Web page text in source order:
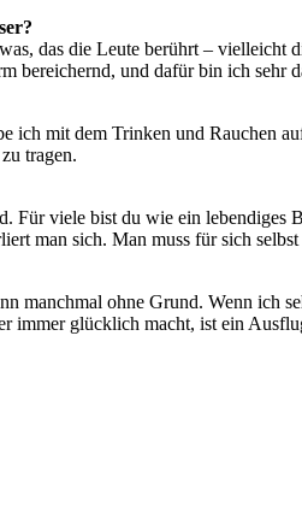
das die Leute ­berührt – vielleicht
bereichernd, und dafür bin ich sehr
ich mit dem Trinken und Rauchen
tragen.
Für viele bist du wie ein lebendiges
man sich. Man muss für sich selbst
manchmal ohne Grund. Wenn ich
immer glücklich macht, ist ein